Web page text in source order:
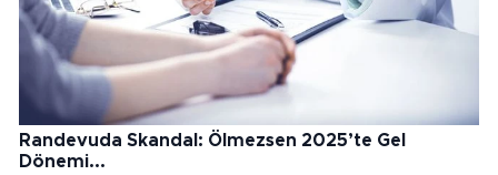
Randevuda Skandal: Ölmezsen 2025’te Gel
Dönemi...